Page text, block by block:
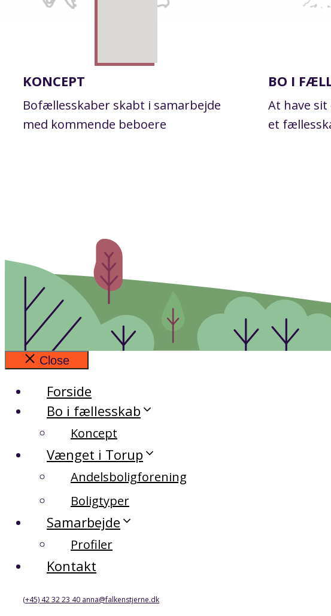
KONCEPT
Bofællesskaber skabt i samarbejde
med kommende beboere
BO I
At have
et
Close
Forside
Bo i fællesskab
Koncept
Vænget i Torup
Andelsboligforening
Boligtyper
Samarbejde
Profiler
Kontakt
(+45) 42 32 23 40 anna@falkenstjerne.dk